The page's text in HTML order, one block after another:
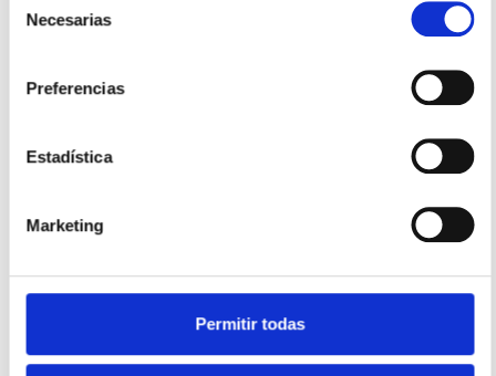
Necesarias
Preferencias
Estadística
Marketing
Permitir todas
Bebesymas.com:
https://www.bebesymas.com/alimentacion-
alimentarias-mas-comunes-en-bebes-y-ninos
Alergias alimentarias en niños: causas y
síntomas comunes. Healthychildren.org:
https://www.healthychildren.org/Spanish/healthy-
living/nutrition/Paginas/Food-Allergies-in-
Children.aspx